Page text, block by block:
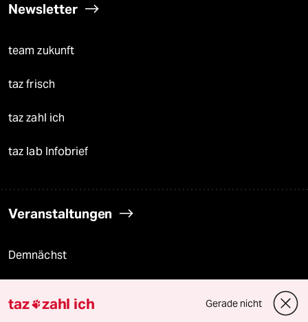
Newsletter
team zukunft
taz frisch
taz zahl ich
taz lab Infobrief
Veranstaltungen
Demnächst
taz zahl ich Gerade nicht